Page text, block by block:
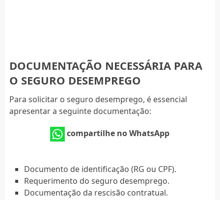
DOCUMENTAÇÃO NECESSÁRIA PARA
O SEGURO DESEMPREGO
Para solicitar o seguro desemprego, é essencial
apresentar a seguinte documentação:
compartilhe no WhatsApp
Documento de identificação (RG ou CPF).
Requerimento do seguro desemprego.
Documentação da rescisão contratual.